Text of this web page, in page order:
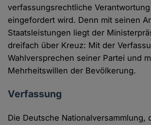
verfassungsrechtliche
eingefordert wird. Denn mit seinen
Staatsleistungen liegt der
dreifach über Kreuz: Mit der
Wahlversprechen seiner Partei und
Mehrheitswillen der Bevölkerung.
Verfassung
Die Deutsche Nationalversammlung,